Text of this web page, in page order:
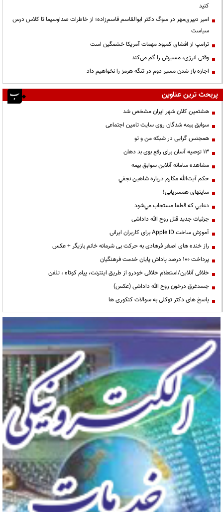
کنید
امیر دبیری‌مهر در سوگ دکتر ابوالقاسم قاسم‌زاده؛ از خاطرات صداوسیما تا کلاس درس
سیاست
ترامپ از افشای کمبود مهمات آمریکا خشمگین است
وقتی انرژی، مسیرش را گم می‌کند
اجازه باز شدن مسیر دوم در تنگه هرمز را نخواهیم داد
پربحث ترین عناوین
هشتمین کلان شهر ایران مشخص شد
سوابق بیمه شدگان روی سایت تامین اجتماعی
همجنس گرایی در شبکه من و تو
13 توصیه آسان برای رفع بوی بد دهان
مشاهده سامانه آنلاين سوابق بیمه
حكم آيت‌الله مكارم درباره شاهين نجفي
سایتهای همسریابی!
دعايي كه قطعا مستجاب مي‌شود
جزئیات جدید قتل روح الله داداشی
آموزش ساخت Apple ID برای کاربران ایرانی
راز خنده های اصغر فرهادی به حرکت بی شرمانه خانم بازیگر + عکس
پرداخت ۱۰۰ درصد پاداش پایان خدمت فرهنگیان
خلافی آنلاین/استعلام خلافی خودرو از طریق اینترنت، پیام کوتاه ، تلفن
جسدغرق درخون روح الله داداشی (عکس)
پاسخ های دکتر توکلی به سوالات کنکوری ها